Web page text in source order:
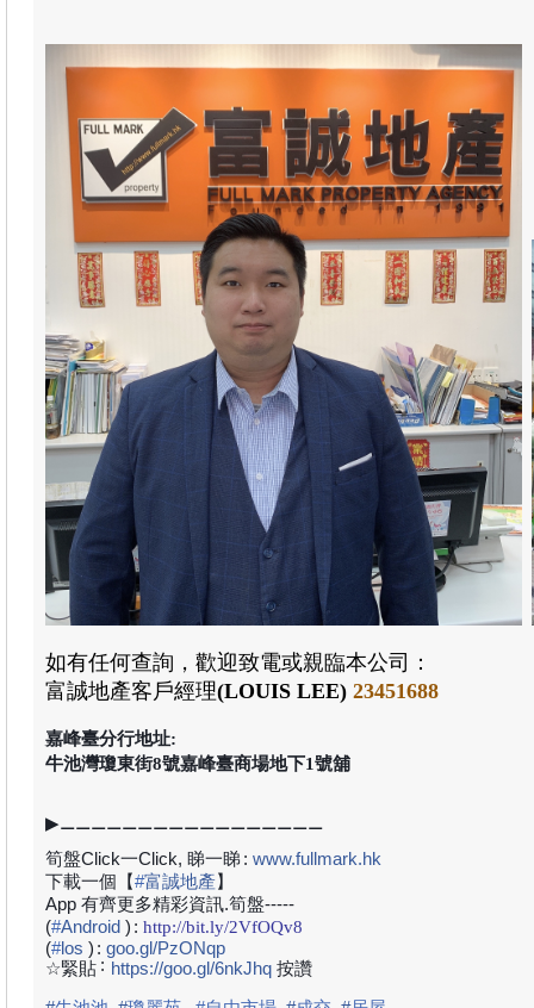
如有任何查詢，歡迎致電或親臨本公司：
富誠地產客戶經理(LOUIS LEE) 23451688
嘉峰臺分行地址:
牛池灣瓊東街8號嘉峰臺商場地下1號舖
▶⚊⚊⚊⚊⚊⚊⚊⚊⚊⚊⚊⚊⚊⚊⚊⚊⚊
筍盤Click一Click, 睇一睇: www.fullmark.hk
下載一個【#富誠地產】
App 有齊更多精彩資訊.筍盤-----
(#Android ) : http://bit.ly/2VfOQv8
(#los ) : goo.gl/PzONqp
☆緊貼 :https://goo.gl/6nkJhq 按讚